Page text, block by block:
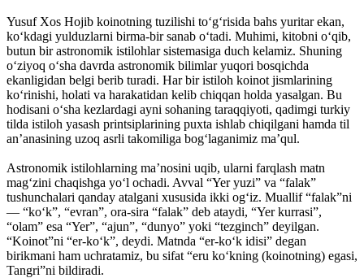
Yusuf Xos Hojib koinotning tuzilishi to‘g‘risida bahs yuritar ekan,
ko‘kdagi yulduzlarni birma-bir sanab o‘tadi. Muhimi, kitobni o‘qib,
butun bir astronomik istilohlar sistemasiga duch kelamiz. Shuning
o‘ziyoq o‘sha davrda astronomik bilimlar yuqori bosqichda
ekanligidan belgi berib turadi. Har bir istiloh koinot jismlarining
ko‘rinishi, holati va harakatidan kelib chiqqan holda yasalgan. Bu
hodisani o‘sha kezlardagi ayni sohaning taraqqiyoti, qadimgi turkiy
tilda istiloh yasash printsiplarining puxta ishlab chiqilgani hamda til
an’anasining uzoq asrli takomiliga bog‘laganimiz ma’qul.
Astronomik istilohlarning ma’nosini uqib, ularni farqlash matn
mag‘zini chaqishga yo‘l ochadi. Avval “Yer yuzi” va “falak”
tushunchalari qanday atalgani xususida ikki og‘iz. Muallif “falak”ni
— “ko‘k”, “evran”, ora-sira “falak” deb ataydi, “Yer kurrasi”,
“olam” esa “Yer”, “ajun”, “dunyo” yoki “tezginch” deyilgan.
“Koinot”ni “er-ko‘k”, deydi. Matnda “er-ko‘k idisi” degan
birikmani ham uchratamiz, bu sifat “eru ko‘kning (koinotning) egasi,
Tangri”ni bildiradi.